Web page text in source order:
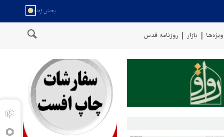
ویژه‌ها بازار روزنامه قدس
خط لوله گازی ترکیه به